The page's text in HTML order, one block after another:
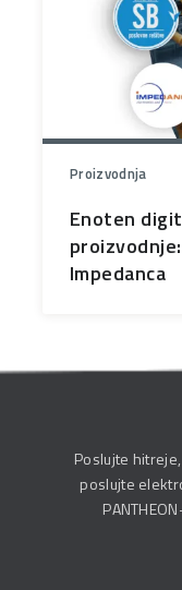
Proizvodnja
Enoten
Impedanca
Poslujte
poslujte